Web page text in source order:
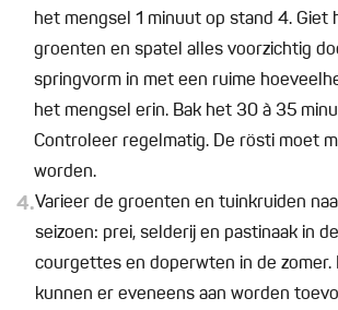
het mengsel 1 minuut op stand 4. Giet
groenten en spatel alles voorzichtig
springvorm in met een ruime
het mengsel erin. Bak het 30 à 35
Controleer regelmatig. De rösti moet
worden.
4.Varieer de groenten en tuinkruiden
seizoen: prei, selderij en pastinaak in
courgettes en doperwten in de zomer.
kunnen er eveneens aan worden